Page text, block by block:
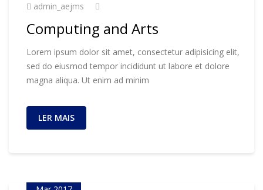
admin_aejms
Computing and Arts
Lorem ipsum dolor sit amet, consectetur adipisicing elit,
sed do eiusmod tempor incididunt ut labore et dolore
magna aliqua. Ut enim ad minim
LER MAIS